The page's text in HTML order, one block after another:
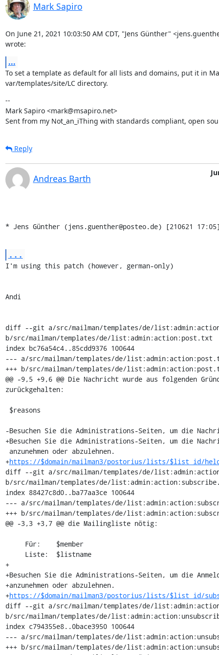
Mark Sapiro
On June 21, 2021 10:03:50 AM CDT, "Jens Günther"
wrote:
...
To set a template as default for all lists and domains, put it in
var/templates/site/LC directory.
--
Mark Sapiro <mark@msapiro.net>
Sent from my Not_an_iThing with standards compliant, open
Reply
Andreas Barth
* Jens Günther (jens.guenther@posteo.de) [210621
...
I'm using this patch (however, german-only)
Andi
diff --git a/src/mailman/templates/de/
b/src/mailman/templates/de/list:admin:action:post.txt
index bc76a54c4..85cdd9376 100644
--- a/src/mailman/templates/de/
+++ b/src/mailman/templates/de/
@@ -9,5 +9,6 @@ Die Nachricht wurde aus folgenden
zurückgehalten:
-Besuchen Sie die Administrations-Seiten, um die
+Besuchen Sie die Administrations-Seiten, um die
+https://$domain/mailman3/postorius/lists/$list_id/
diff --git a/src/mailman/templates/de/
b/src/mailman/templates/de/
index 88427c8d0..ba77aa3ce 100644
--- a/src/mailman/templates/de/
+++ b/src/mailman/templates/de/
@@ -3,3 +3,7 @@ die Mailingliste nötig:
+
+Besuchen Sie die Administrations-Seiten, um die
+anzunehmen oder abzulehnen.
+https://$domain/mailman3/postorius/lists/$list_id/
diff --git a/src/mailman/templates/de/
b/src/mailman/templates/de/
index c794355e8..0bace3950 100644
--- a/src/mailman/templates/de/
+++ b/src/mailman/templates/de/